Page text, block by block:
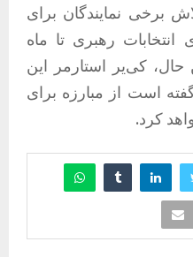
برخی نمایندگان برای
رهبری تا ماه
حال، کی‌یر استارمر این
است از مبارزه برای
کرد.